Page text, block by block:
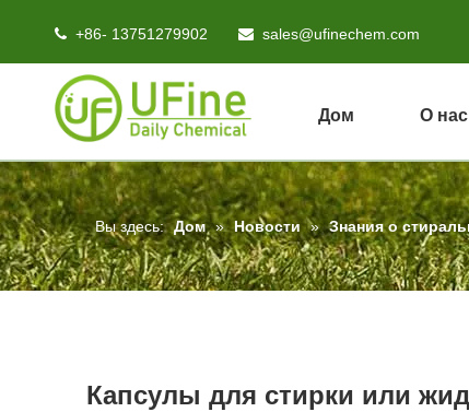
 +86- 13751279902  sales@ufinechem.com
Дом О нас
Вы здесь: Дом » Новости » Знания о
Капсулы для стирки или